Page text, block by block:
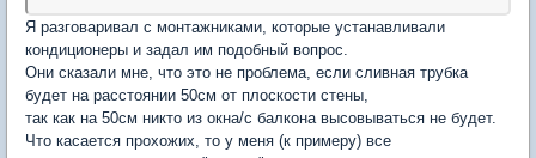
Я разговаривал с монтажниками, которые устанавливали
кондиционеры и задал им подобный вопрос.
Они сказали мне, что это не проблема, если сливная трубка
будет на расстоянии 50см от плоскости стены,
так как на 50см никто из окна/с балкона высовываться не будет.
Что касается прохожих, то у меня (к примеру) все